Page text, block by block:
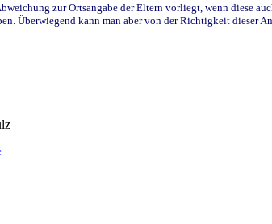
zur Ortsangabe der Eltern vorliegt, wenn diese
Überwiegend kann man aber von der Richtigkeit dieser